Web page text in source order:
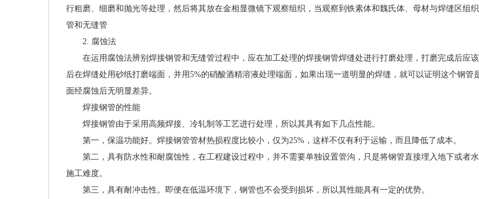
行粗磨、细磨和抛光等处理，然后将其放在金相显微镜下观察组织，当观察到铁素体和魏氏体、母材与焊缝区组
管和无缝管
2. 腐蚀法
在运用腐蚀法辨别焊接钢管和无缝管过程中，应在加工处理的焊接钢管焊缝处进行打磨处理，打磨完成后应
后在焊缝处用砂纸打磨端面，并用5%的硝酸酒精溶液处理端面，如果出现一道明显的焊缝，就可以证明这个钢管
面经腐蚀后无明显差异。
焊接钢管的性能
焊接钢管由于采用高频焊接、冷轧制等工艺进行处理，所以其具有如下几点性能。
第一，保温功能好。焊接钢管管材热损程度比较小，仅为25%，这样不仅有利于运输，而且降低了成本。
第二，具有防水性和耐腐蚀性，在工程建设过程中，并不需要单独设置管沟，只是将钢管直接埋入地下或者
施工难度。
第三，具有耐冲击性。即便在低温环境下，钢管也不会受到损坏，所以其性能具有一定的优势。